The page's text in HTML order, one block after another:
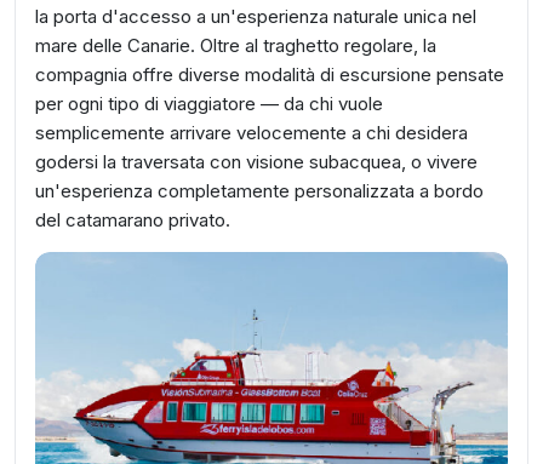
la porta d'accesso a un'esperienza naturale unica nel
mare delle Canarie. Oltre al traghetto regolare, la
compagnia offre diverse modalità di escursione pensate
per ogni tipo di viaggiatore — da chi vuole
semplicemente arrivare velocemente a chi desidera
godersi la traversata con visione subacquea, o vivere
un'esperienza completamente personalizzata a bordo
del catamarano privato.